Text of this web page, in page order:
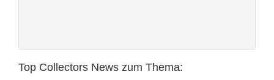
Top Collectors News zum Thema: